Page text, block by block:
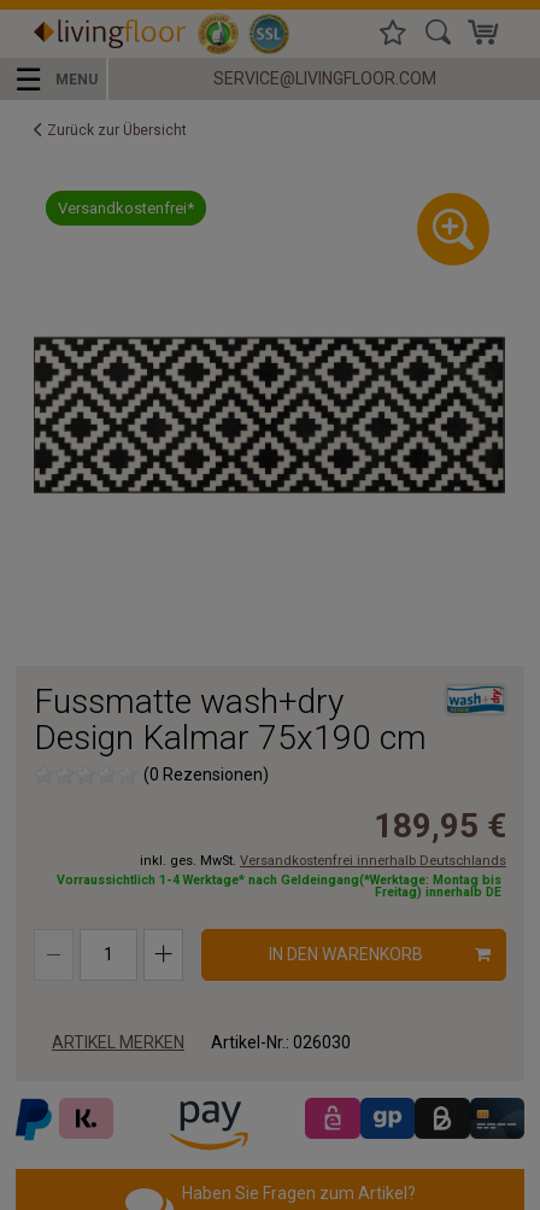
☰ MENU SERVICE@LIVINGFLOOR.COM
Zurück zur Übersicht
Versandkostenfrei*
Fussmatte wash+dry
Design Kalmar 75x190 cm
(0 Rezensionen)
189,95 €
inkl. ges. MwSt. Versandkostenfrei innerhalb Deutschlands
Vorraussichtlich 1-4 Werktage* nach Geldeingang(*Werktage: Montag bis
Freitag) innerhalb DE
IN DEN WARENKORB
ARTIKEL MERKEN Artikel-Nr.: 026030
Haben Sie Fragen zum Artikel?